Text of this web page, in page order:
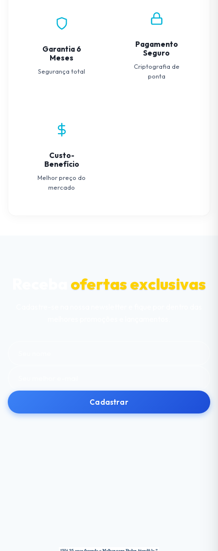
Garantia 6
Meses
Segurança total
Pagamento
Seguro
Criptografia de
ponta
Custo-
Benefício
Melhor preço do
mercado
ofertas exclusivas
Cadastrar